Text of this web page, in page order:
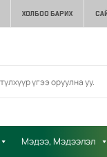
ХОЛБОО БАРИХ
Мэдээ, Мэдээлэл